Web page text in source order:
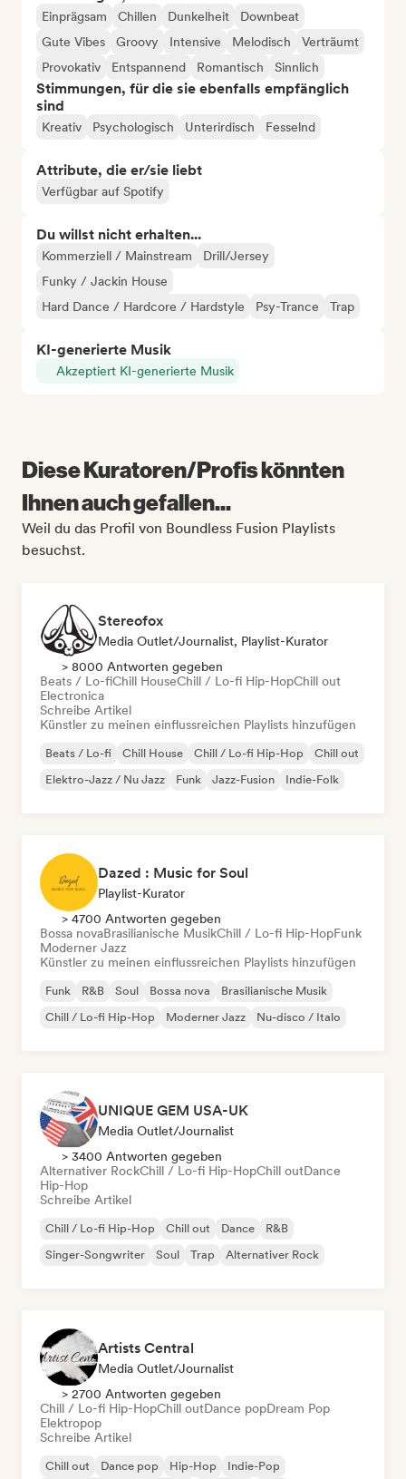
Einprägsam Chillen Dunkelheit
Downbeat
Gute Vibes
Groovy Intensive Melodisch
Verträumt
Provokativ
Entspannend Romantisch Sinnlich
Stimmungen, für die sie ebenfalls empfänglich
sind
Kreativ Psychologisch Unterirdisch Fesselnd
Attribute, die er/sie liebt
Verfügbar auf Spotify
Du willst nicht erhalten...
Kommerziell / Mainstream
Drill/Jersey
Funky / Jackin House
Hard Dance / Hardcore / Hardstyle
Psy-Trance Trap
KI-generierte Musik
Akzeptiert KI-generierte Musik
Diese Kuratoren/Profis könnten
Ihnen auch gefallen...
Weil du das Profil von Boundless Fusion Playlists
besuchst.
Stereofox
Media Outlet/Journalist, Playlist-Kurator
> 8000 Antworten gegeben
Beats / Lo-fiChill HouseChill / Lo-fi Hip-HopChill out
Electronica
Schreibe Artikel
Künstler zu meinen einflussreichen Playlists hinzufügen
Beats / Lo-fi Chill House Chill / Lo-fi Hip-Hop
Chill out
Elektro-Jazz / Nu Jazz
Funk Jazz-Fusion Indie-Folk
Dazed : Music for Soul
Playlist-Kurator
> 4700 Antworten gegeben
Bossa novaBrasilianische MusikChill / Lo-fi Hip-HopFunk
Moderner Jazz
Künstler zu meinen einflussreichen Playlists hinzufügen
Funk R&B Soul Bossa nova
Brasilianische Musik
Chill / Lo-fi Hip-Hop
Moderner Jazz Nu-disco / Italo
UNIQUE GEM USA-UK
Media Outlet/Journalist
> 3400 Antworten gegeben
Alternativer RockChill / Lo-fi Hip-HopChill outDance
Hip-Hop
Schreibe Artikel
Chill / Lo-fi Hip-Hop Chill out Dance
R&B
Singer-Songwriter
Soul Trap Alternativer Rock
Artists Central
Media Outlet/Journalist
> 2700 Antworten gegeben
Chill / Lo-fi Hip-HopChill outDance popDream Pop
Elektropop
Schreibe Artikel
Chill out Dance pop Hip-Hop
Indie-Pop